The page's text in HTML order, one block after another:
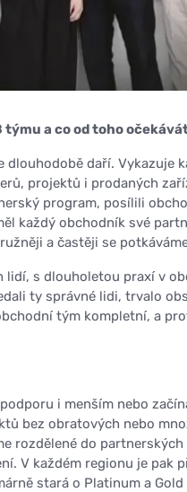
týmu a co od toho
dlouhodobě daří. Vykazuje
projektů i prodaných
program, posílili
každý obchodník své
a častěji se
lidí, s dlouholetou praxí v
ty správné lidi, trvalo
tým kompletní, a
i menším nebo
bez obratových nebo
rozdělené do
V každém regionu je pak
stará o Platinum a